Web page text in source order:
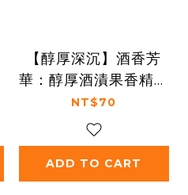
【醇厚深沉】酒香芳
華：醇厚酒漬果香精品
濾掛 (1入)
NT$70
ADD TO CART